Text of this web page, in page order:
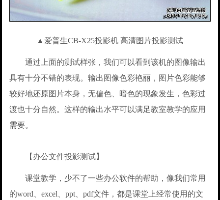
▲爱普生CB-X25投影机 高清图片投影测试
通过上面的测试样张，我们可以看到该机的图像输出
具有十分不错的表现。输出图像色彩艳丽，图片色彩能够
较好地还原图片本身，无偏色、暗色的现象发生，色彩过
渡也十分自然。这样的输出水平可以满足教室教学的应用
需要。
【办公文件投影测试】
课堂教学，少不了一些办公软件的帮助，像我们常用
的word、excel、ppt、pdf文件，都是课堂上经常使用的文